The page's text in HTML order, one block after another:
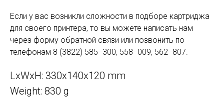
Если у вас возникли сложности в подборе картриджа
для своего принтера, то вы можете написать нам
через форму обратной связи или позвонить по
телефонам 8 (3822) 585−300, 558−009, 562−807.
LxWxH: 330x140x120 mm
Weight: 830 g